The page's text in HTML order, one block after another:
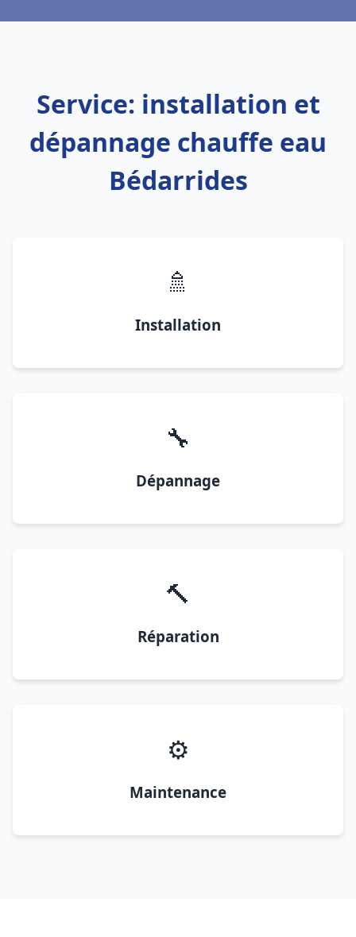
Service: installation et
dépannage chauffe eau
Bédarrides
🚿
Installation
🔧
Dépannage
🔨
Réparation
⚙️
Maintenance